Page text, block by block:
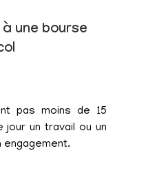
une bourse
pas moins de 15
un travail ou un
engagement.